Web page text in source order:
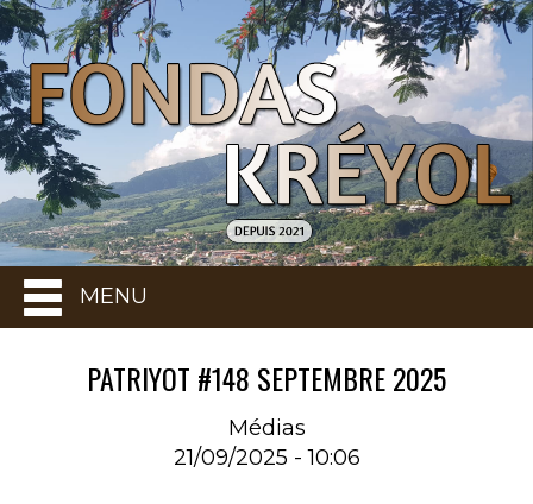
MENU
PATRIYOT #148 SEPTEMBRE 2025
Médias
21/09/2025 - 10:06